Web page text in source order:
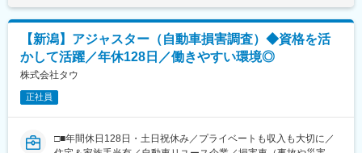
み出しています。
A世界の金属鍛造市場は自動車産業や航空宇宙産業の成長により急
速にのびております。
当社もこれまで一つの自動車メーカーとの取引に集中しておりま
したが、ここ数年で自動車メーカー8社の部品に携るまでに成長し
ております。
今後は、自動車以外の鍛造品（航空・建機・産機など）も拡販し
変更の範囲：会社の定める業務
〇年間休日126日、リモートワークも上長承認がおりれば可能、
柔軟な働き方ができます。
〇退職金制度や寮・社宅制度も充実しており、長く安心して働け
る環境です。
■組織構成
計2名が所属しています。
■同社の特徴
【新潟】アジャスター（自動車損害調査）◆資格を活
かして活躍／年休128日／働きやすい環境◎
株式会社タウ
正社員
□■年間休日128日・土日祝休み／プライベートも収入も大切に／